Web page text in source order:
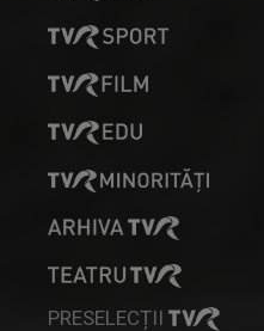
PRESELECȚII